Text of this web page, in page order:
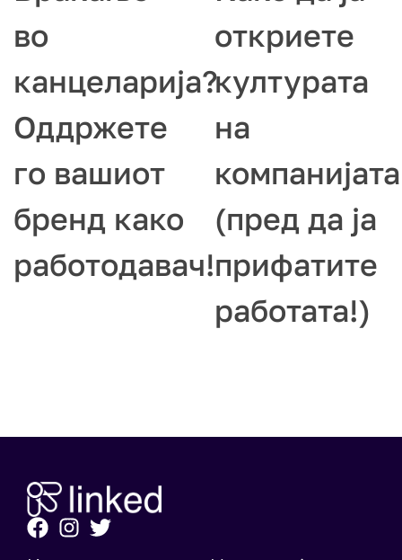
во
канцеларија?
Оддржете
го вашиот
бренд како
работодавач!
откриете
културата
на
компанијата
(пред да ја
прифатите
работата!)